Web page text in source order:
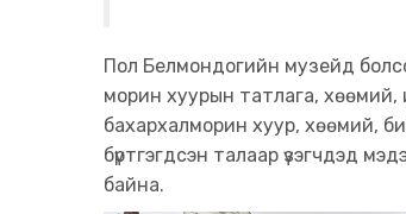
Пол Белмондогийн музейд
морин хуурын татлага, хөөмий,
бахархалморин хуур, хөөмий,
бүртгэгдсэн талаар үзэгчдэд
байна.